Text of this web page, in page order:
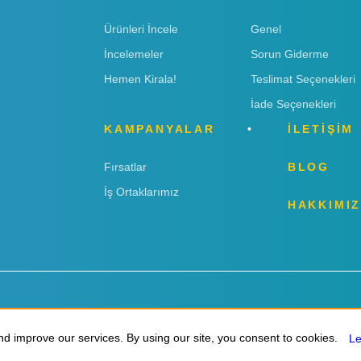
Ürünleri İncele
İncelemeler
Hemen Kirala!
Genel
Sorun Giderme
Teslimat Seçenekleri
İade Seçenekleri
KAMPANYALAR
Fırsatlar
İş Ortaklarımız
İLETİŞİM
BLOG
improve our services. By using our site, you consent to cookies.
improve our services. By using our site, you consent to cookies.